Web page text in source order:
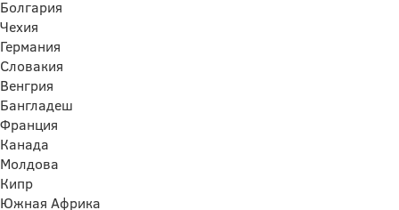
Болгария
Чехия
Германия
Словакия
Венгрия
Бангладеш
Франция
Канада
Молдова
Кипр
Южная Африка